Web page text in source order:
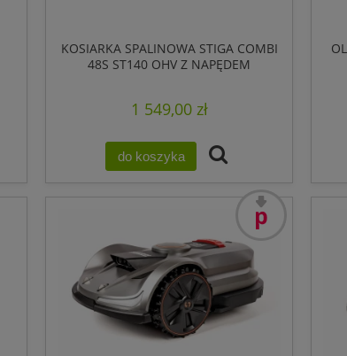
KOSIARKA SPALINOWA STIGA COMBI
48S ST140 OHV Z NAPĘDEM
1 549,00 zł
do koszyka
promocja